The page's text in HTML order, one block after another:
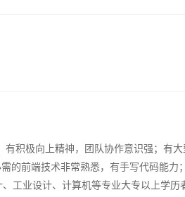
积极向上精神，团队协作意识强；有大
的前端技术非常熟悉，有手写代码能力
工业设计、计算机等专业大专以上学